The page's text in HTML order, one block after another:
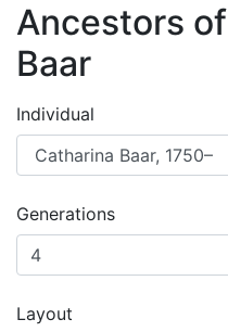
Ancestors of
Baar
Individual
Generations
Layout